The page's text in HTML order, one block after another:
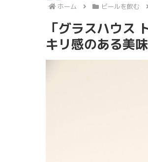
ホーム ビールを飲む
「グラスハウス
キリ感のある美